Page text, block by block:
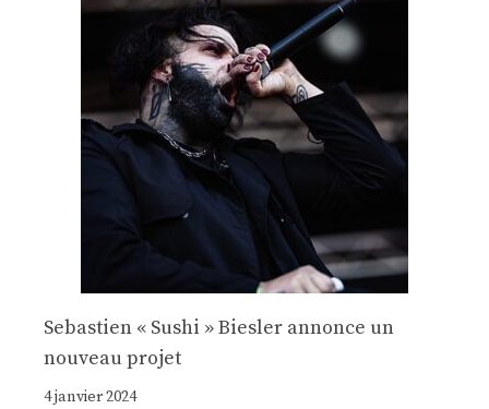
Sebastien « Sushi » Biesler annonce un
nouveau projet
4 janvier 2024